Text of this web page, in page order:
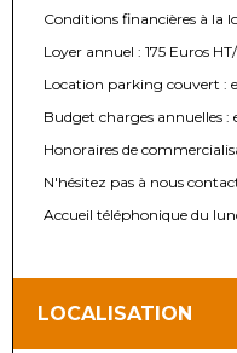
Conditions financières à la
Loyer annuel : 175 Euros
Location parking couvert :
Budget charges annuelles :
Honoraires de
N'hésitez pas à nous
Accueil téléphonique du
LOCALISATION